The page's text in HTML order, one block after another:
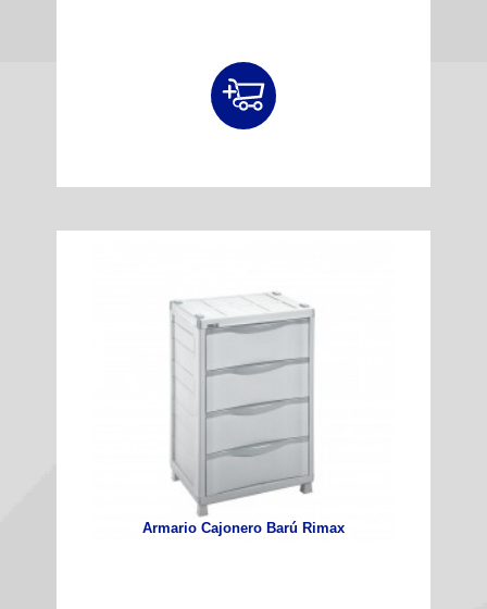
Armario Cajonero Barú Rimax